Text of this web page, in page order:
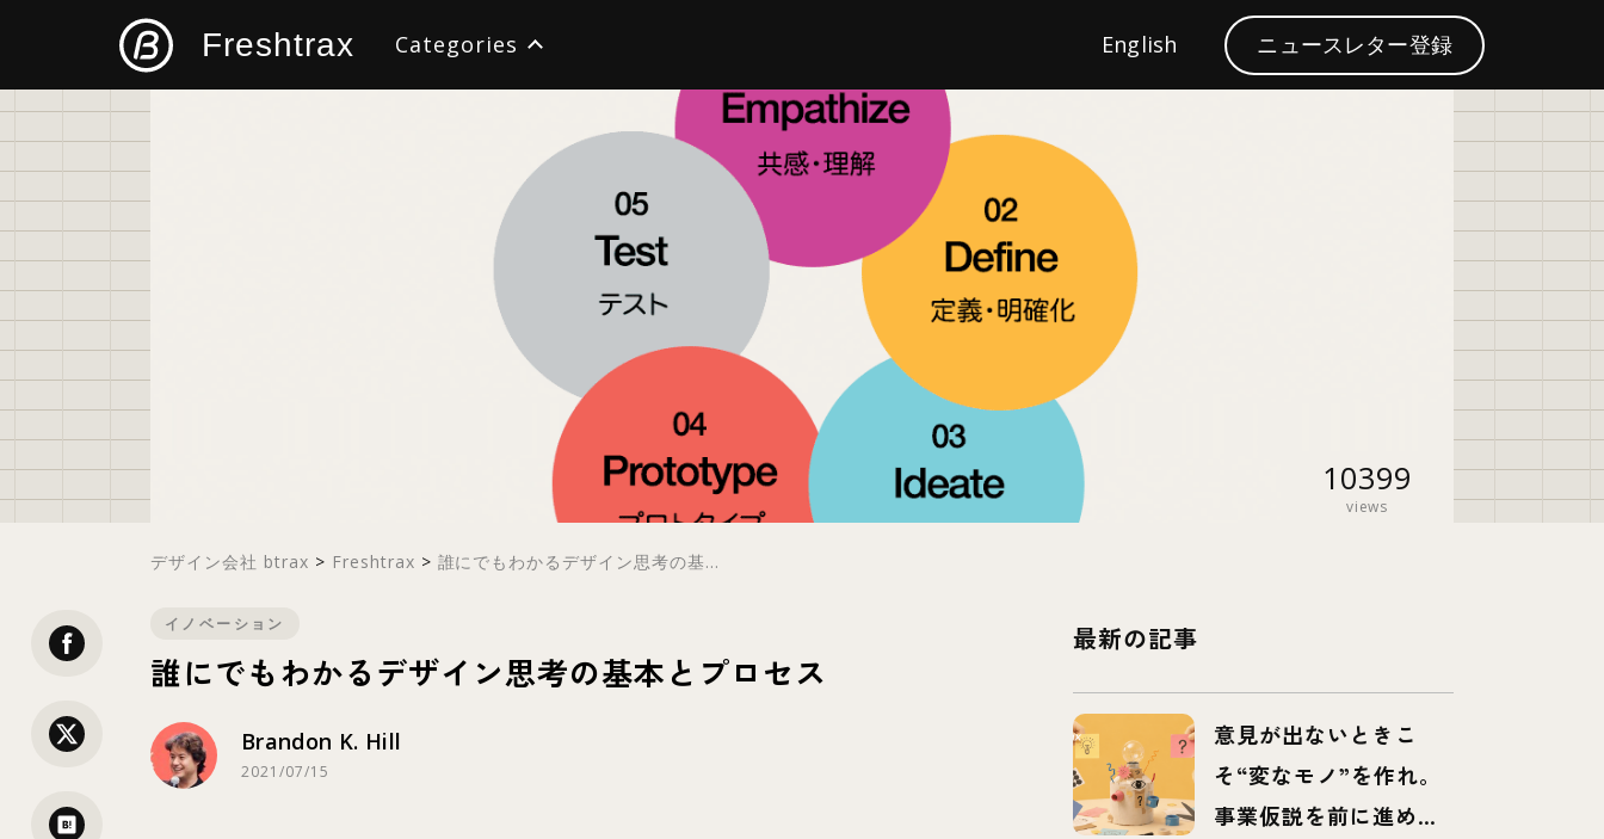
Freshtrax Categories
すべて デザイン イノベーション ブランディング
S
e
a
English ニュースレター登録
10399
views
デザイン会社 btrax > Freshtrax > 誰にでもわかるデザイン思考の基...
イノベーション
誰にでもわかるデザイン思考の基本とプロセス
Brandon K. Hill
2021/07/15
最新の記事
意見が出ないときこ
そ“変なモノ”を作れ。
事業仮説を前に進め